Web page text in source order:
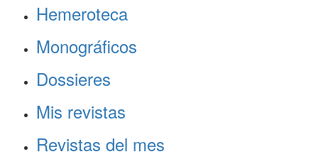
Hemeroteca
Monográficos
Dossieres
Mis revistas
Revistas del mes